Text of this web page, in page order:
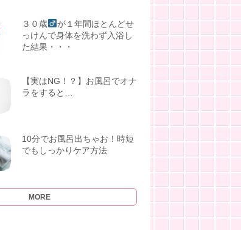
３０歳
が１年間ほとんどせ
っけんで身体を洗わず入浴し
た結果・・・
【実はNG！？】お風呂でオナ
ラをすると…
10分でお風呂出ちゃお！時短
でもしっかりケア方法
MORE